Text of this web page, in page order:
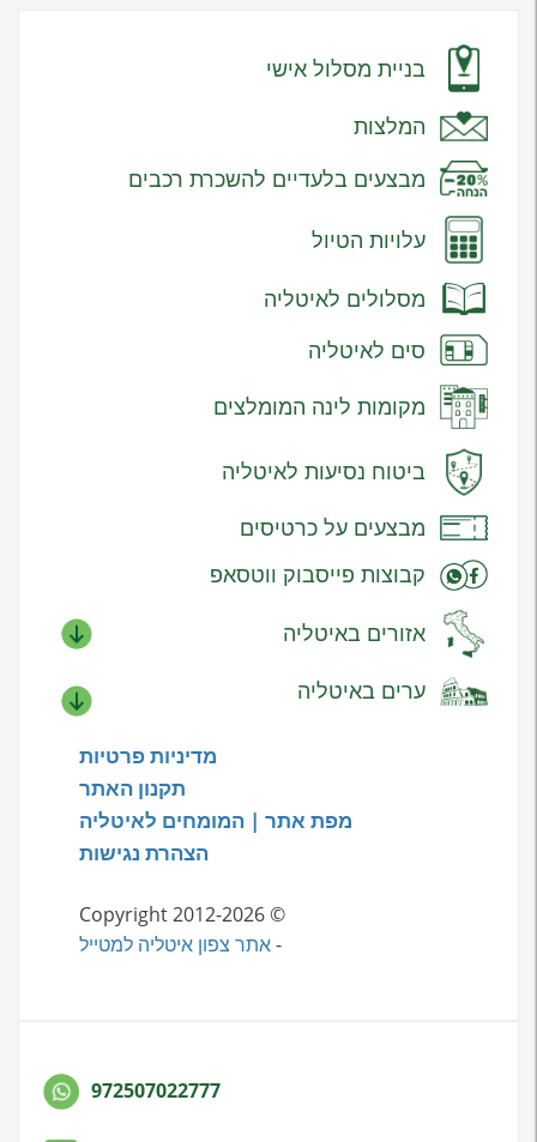
972507022777
בניית מסלול אישי
המלצות
מבצעים בלעדיים להשכרת רכבים
עלויות הטיול
מסלולים לאיטליה
סים לאיטליה
מקומות לינה המומלצים
ביטוח נסיעות לאיטליה
מבצעים על כרטיסים
קבוצות פייסבוק ווטסאפ
אזורים באיטליה
ערים באיטליה
מדיניות פרטיות
תקנון האתר
מפת אתר | המומחים לאיטליה
הצהרת נגישות
© Copyright 2012-2026
-אתר צפון איטליה למטייל